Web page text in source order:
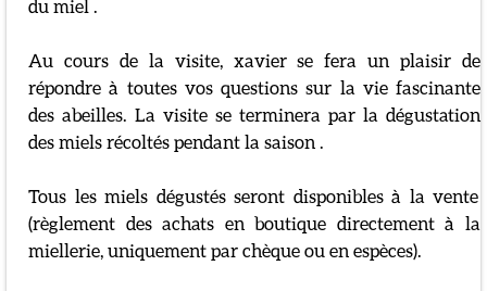
du miel .
Au cours de la visite, xavier se fera un plaisir de
répondre à toutes vos questions sur la vie fascinante
des abeilles. La visite se terminera par la dégustation
des miels récoltés pendant la saison .
Tous les miels dégustés seront disponibles à la vente
(règlement des achats en boutique directement à la
miellerie, uniquement par chèque ou en espèces).